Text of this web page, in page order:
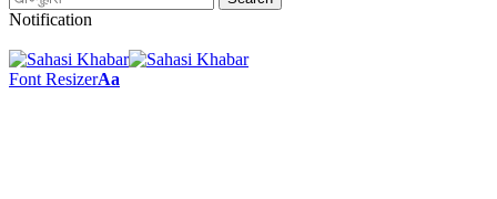
Notification
Font ResizerAa